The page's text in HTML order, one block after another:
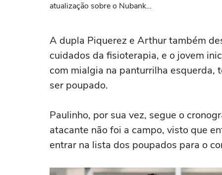
atualização sobre o Nubank
A dupla Piquerez e Arthur também
cuidados da fisioterapia, e o jovem
com mialgia na panturrilha esquerda,
ser poupado.
Paulinho, por sua vez, segue o
atacante não foi a campo, visto que
entrar na lista dos poupados para o